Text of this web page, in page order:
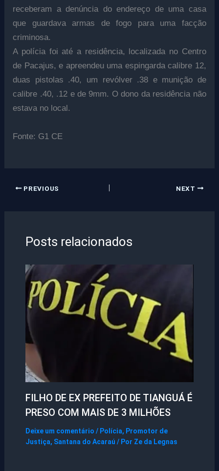
receberam a denúncia do endereço de uma casa
que guardava armas de fogo para uma facção
criminosa.
A polícia foi até a residência, localizada no Centro
de Pacajus, e apreendeu uma espingarda calibre 12,
duas pistolas .40, um revólver .38 e munição de
calibre .40, .12 e de 9mm. O dono da residência não
estava no local.
Fonte: G1 CE
PREVIOUS NEXT
Posts relacionados
FILHO DE EX PREFEITO DE TIANGUÁ É
PRESO COM MAIS DE 3 MILHÕES
Deixe um comentário / Polícia, Promotor de
Justiça, Santana do Acaraú / Por Ze da Legnas